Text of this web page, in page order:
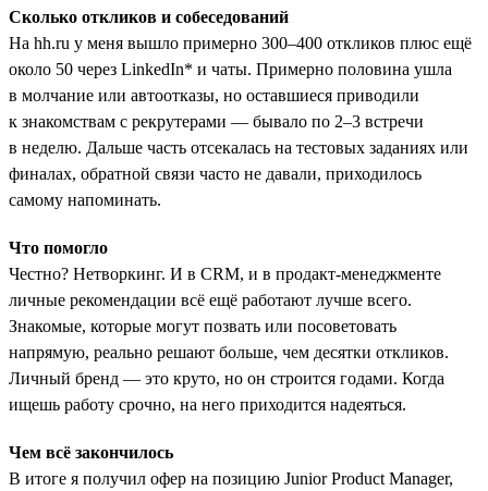
Сколько откликов и собеседований
На hh.ru у меня вышло примерно 300–400 откликов плюс ещё
около 50 через LinkedIn* и чаты. Примерно половина ушла
в молчание или автоотказы, но оставшиеся приводили
к знакомствам с рекрутерами — бывало по 2–3 встречи
в неделю. Дальше часть отсекалась на тестовых заданиях или
финалах, обратной связи часто не давали, приходилось
самому напоминать.
Что помогло
Честно? Нетворкинг. И в CRM, и в продакт-менеджменте
личные рекомендации всё ещё работают лучше всего.
Знакомые, которые могут позвать или посоветовать
напрямую, реально решают больше, чем десятки откликов.
Личный бренд — это круто, но он строится годами. Когда
ищешь работу срочно, на него приходится надеяться.
Чем всё закончилось
В итоге я получил офер на позицию Junior Product Manager,